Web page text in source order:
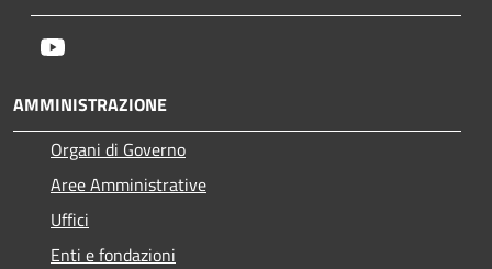
AMMINISTRAZIONE
Organi di Governo
Aree Amministrative
Uffici
Enti e fondazioni